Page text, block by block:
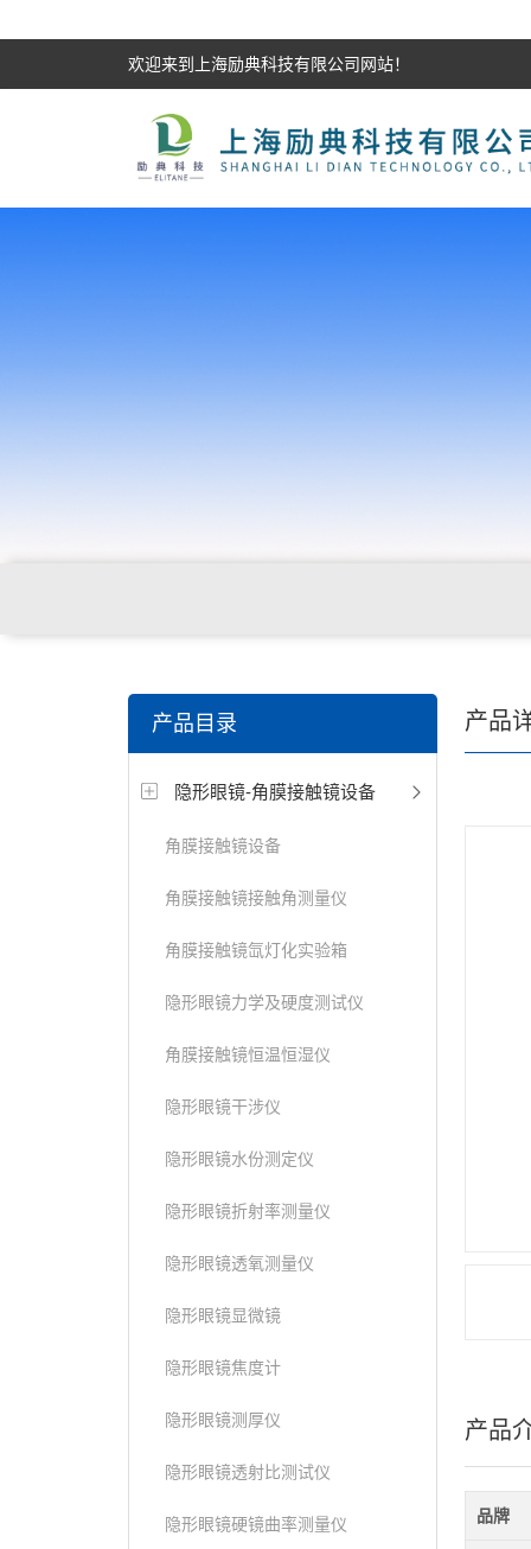
欢迎来到上海励典科技有限公司网站！
仪，角膜接触镜厚度测量仪，角膜接触镜折光仪，角
测试仪，人工晶状体疲劳试验仪等
产品目录
隐形眼镜-角膜接触镜设备
角膜接触镜设备
角膜接触镜接触角测量仪
角膜接触镜氙灯化实验箱
隐形眼镜力学及硬度测试仪
角膜接触镜恒温恒湿仪
隐形眼镜干涉仪
隐形眼镜水份测定仪
隐形眼镜折射率测量仪
隐形眼镜透氧测量仪
隐形眼镜显微镜
隐形眼镜焦度计
隐形眼镜测厚仪
隐形眼镜透射比测试仪
隐形眼镜硬镜曲率测量仪
产品
产品
品牌